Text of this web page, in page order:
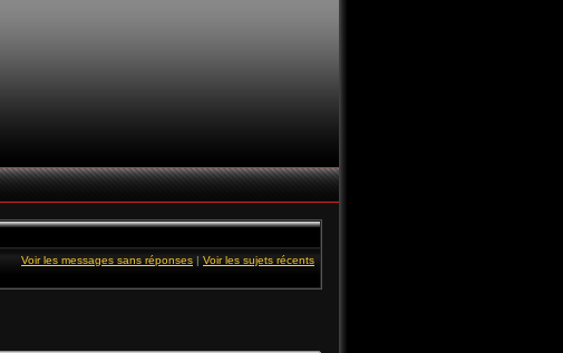
Voir les messages sans réponses | Voir les sujets récents